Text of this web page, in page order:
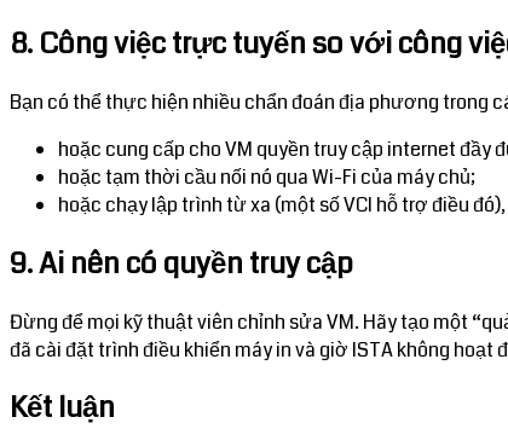
8. Công việc trực tuyến so với công
Bạn có thể thực hiện nhiều chẩn đoán địa phương trong
hoặc cung cấp cho VM quyền truy cập internet đầy
hoặc tạm thời cầu nối nó qua Wi-Fi của máy chủ;
hoặc chạy lập trình từ xa (một số VCI hỗ trợ điều
9. Ai nên có quyền truy cập
Đừng để mọi kỹ thuật viên chỉnh sửa VM. Hãy tạo một
đã cài đặt trình điều khiển máy in và giờ ISTA không hoạt
Kết luận